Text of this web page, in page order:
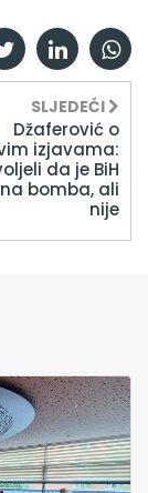
SLJEDEĆI
Džaferović o
izjavama:
da je BiH
bomba, ali
nije